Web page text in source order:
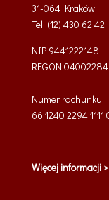
31-064 Kraków
Tel: (12) 430 62 42
NIP 9441222148
REGON
Numer rachunku
66 1240 2294
Więcej informacji